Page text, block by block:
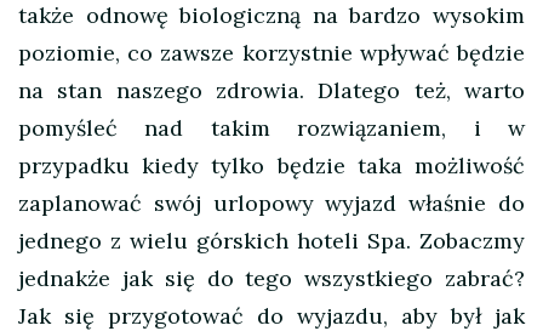
także odnowę biologiczną na bardzo wysokim
poziomie, co zawsze korzystnie wpływać będzie
na stan naszego zdrowia. Dlatego też, warto
pomyśleć nad takim rozwiązaniem, i w
przypadku kiedy tylko będzie taka możliwość
zaplanować swój urlopowy wyjazd właśnie do
jednego z wielu górskich hoteli Spa. Zobaczmy
jednakże jak się do tego wszystkiego zabrać?
Jak się przygotować do wyjazdu, aby był jak